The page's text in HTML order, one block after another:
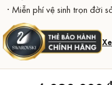
· Miễn phí vệ sinh trọn đời